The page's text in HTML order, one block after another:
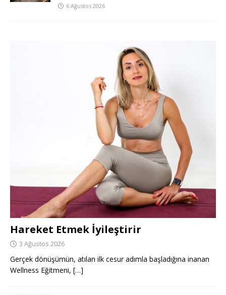
6 Ağustos 2026
Hareket Etmek İyileştirir
3 Ağustos 2026
Gerçek dönüşümün, atılan ilk cesur adımla başladığına inanan
Wellness Eğitmeni, […]